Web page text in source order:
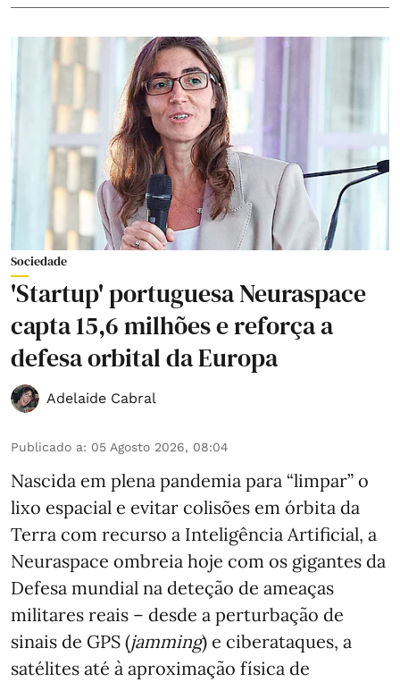
Sociedade
'Startup' portuguesa Neuraspace
capta 15,6 milhões e reforça a
defesa orbital da Europa
Adelaide Cabral
Publicado a: 05 Agosto 2026, 08:04
Nascida em plena pandemia para “limpar” o
lixo espacial e evitar colisões em órbita da
Terra com recurso a Inteligência Artificial, a
Neuraspace ombreia hoje com os gigantes da
Defesa mundial na deteção de ameaças
militares reais – desde a perturbação de
sinais de GPS (jamming) e ciberataques, a
satélites até à aproximação física de